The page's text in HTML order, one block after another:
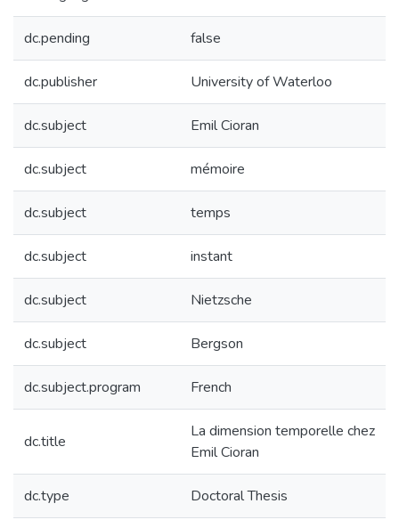
dc.pending false
dc.publisher University of Waterloo
dc.subject Emil Cioran
dc.subject mémoire
dc.subject temps
dc.subject instant
dc.subject Nietzsche
dc.subject Bergson
dc.subject.program French
dc.title
La dimension temporelle chez
Emil Cioran
dc.type Doctoral Thesis